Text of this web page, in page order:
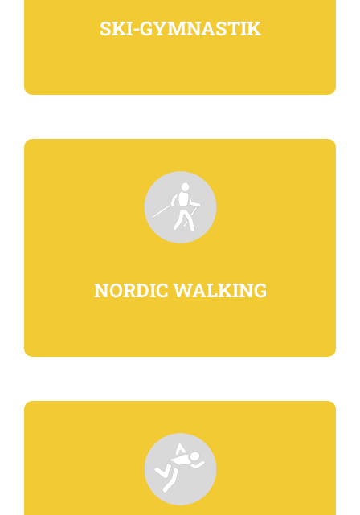
SKI-GYMNASTIK
NORDIC WALKING